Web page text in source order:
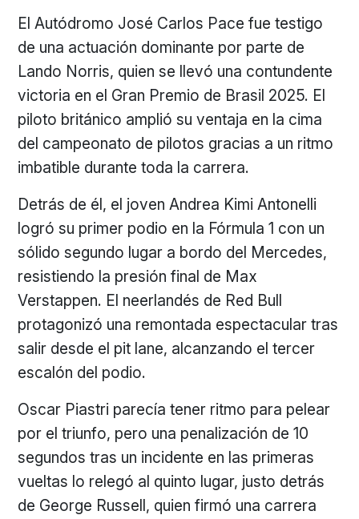
El Autódromo José Carlos Pace fue testigo
de una actuación dominante por parte de
Lando Norris, quien se llevó una contundente
victoria en el Gran Premio de Brasil 2025. El
piloto británico amplió su ventaja en la cima
del campeonato de pilotos gracias a un ritmo
imbatible durante toda la carrera.
Detrás de él, el joven Andrea Kimi Antonelli
logró su primer podio en la Fórmula 1 con un
sólido segundo lugar a bordo del Mercedes,
resistiendo la presión final de Max
Verstappen. El neerlandés de Red Bull
protagonizó una remontada espectacular tras
salir desde el pit lane, alcanzando el tercer
escalón del podio.
Oscar Piastri parecía tener ritmo para pelear
por el triunfo, pero una penalización de 10
segundos tras un incidente en las primeras
vueltas lo relegó al quinto lugar, justo detrás
de George Russell, quien firmó una carrera